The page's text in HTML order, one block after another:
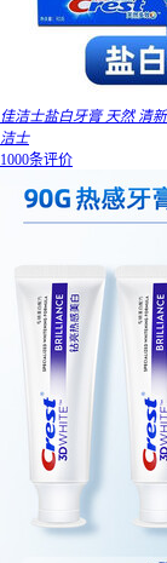
佳洁士盐白牙膏 天然 清
洁士
1000条评价